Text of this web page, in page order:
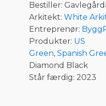
Bestiller:
Arkitekt: White
Entreprenør:
Produkter: US
Green, Spanish
Diamond Black
Står færdig: 2023